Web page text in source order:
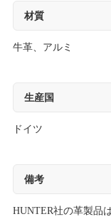
材質
牛革、アルミ
生産国
ドイツ
備考
HUNTER社の革製品